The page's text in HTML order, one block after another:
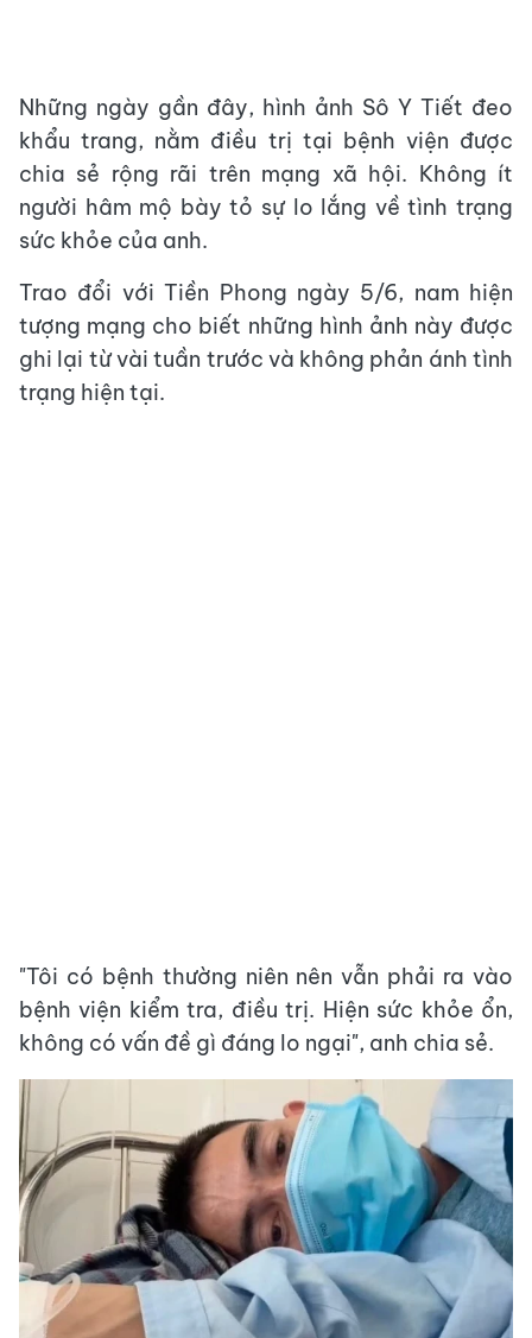
Những ngày gần đây, hình ảnh Sô Y Tiết đeo
khẩu trang, nằm điều trị tại bệnh viện được
chia sẻ rộng rãi trên mạng xã hội. Không ít
người hâm mộ bày tỏ sự lo lắng về tình trạng
sức khỏe của anh.
Trao đổi với Tiền Phong ngày 5/6, nam hiện
tượng mạng cho biết những hình ảnh này được
ghi lại từ vài tuần trước và không phản ánh tình
trạng hiện tại.
"Tôi có bệnh thường niên nên vẫn phải ra vào
bệnh viện kiểm tra, điều trị. Hiện sức khỏe ổn,
không có vấn đề gì đáng lo ngại", anh chia sẻ.